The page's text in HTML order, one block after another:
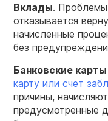
Вклады. Проблемы
отказывается
начисленные
без
Банковские
карту или счет
причины,
предусмотренные